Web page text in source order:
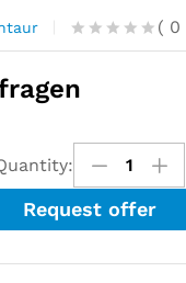
R
t
o
u
t
o
f
5
a
0
( 0
Request offer